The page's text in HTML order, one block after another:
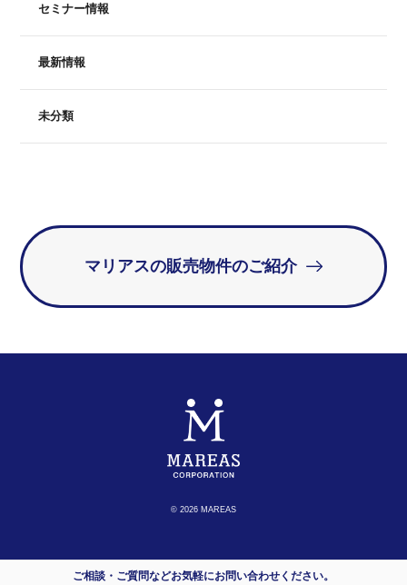
セミナー情報
最新情報
未分類
マリアスの販売物件のご紹介
ご相談・ご質問などお気軽にお問い合わせください。
© 2026 MAREAS